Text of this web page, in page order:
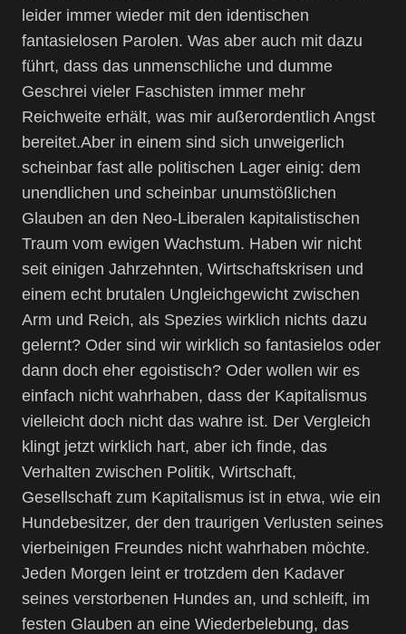
leider immer wieder mit den identischen
fantasielosen Parolen. Was aber auch mit dazu
führt, dass das unmenschliche und dumme
Geschrei vieler Faschisten immer mehr
Reichweite erhält, was mir außerordentlich Angst
bereitet.Aber in einem sind sich unweigerlich
scheinbar fast alle politischen Lager einig: dem
unendlichen und scheinbar unumstößlichen
Glauben an den Neo-Liberalen kapitalistischen
Traum vom ewigen Wachstum. Haben wir nicht
seit einigen Jahrzehnten, Wirtschaftskrisen und
einem echt brutalen Ungleichgewicht zwischen
Arm und Reich, als Spezies wirklich nichts dazu
gelernt? Oder sind wir wirklich so fantasielos oder
dann doch eher egoistisch? Oder wollen wir es
einfach nicht wahrhaben, dass der Kapitalismus
vielleicht doch nicht das wahre ist. Der Vergleich
klingt jetzt wirklich hart, aber ich finde, das
Verhalten zwischen Politik, Wirtschaft,
Gesellschaft zum Kapitalismus ist in etwa, wie ein
Hundebesitzer, der den traurigen Verlusten seines
vierbeinigen Freundes nicht wahrhaben möchte.
Jeden Morgen leint er trotzdem den Kadaver
seines verstorbenen Hundes an, und schleift, im
festen Glauben an eine Wiederbelebung, das